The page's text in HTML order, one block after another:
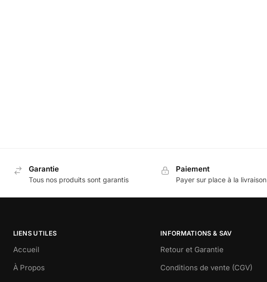
Garantie
Tous nos produits sont garantis
Paiement
Payer sur place à la livraison
LIENS UTILES
Accueil
À Propos
INFORMATIONS & SAV
Retour et Garantie
Conditions de vente (CGV)